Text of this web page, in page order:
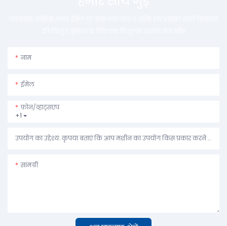
नाम
ईमेल
+1
फ़ोन/व्हाट्सएप
उपयोग का उद्देश्य: कृपया बताएं कि आप मशीन का उपयोग किस प्रकार करने की योजना बना रहे हैं।
सामग्री